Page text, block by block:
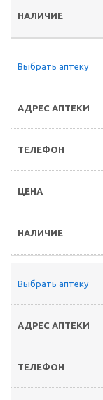
Выбрать аптеку
Выбрать аптеку